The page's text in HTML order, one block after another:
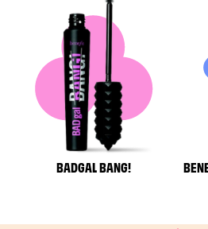
BADGAL BANG!